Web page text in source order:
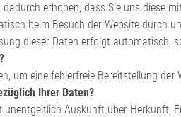
erhoben, dass Sie uns diese
beim Besuch der Website durch
dieser Daten erfolgt automatisch,
um eine fehlerfreie Bereitstellung
Ihrer Daten?
unentgeltlich Auskunft über Herkunft,